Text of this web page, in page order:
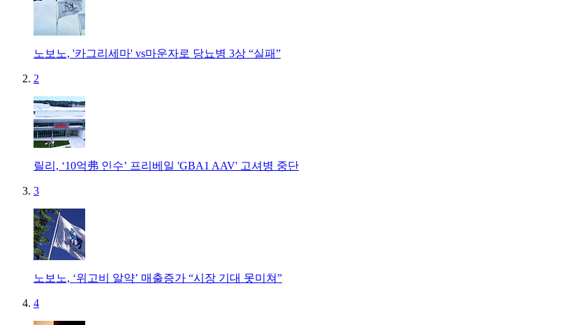
노보노, '카그리세마' vs마운자로 당뇨병 3상 “실패”
2
릴리, ‘10억弗 인수’ 프리베일 'GBA1 AAV' 고셔병 중단
3
노보노, ‘위고비 알약’ 매출증가 “시장 기대 못미쳐”
4